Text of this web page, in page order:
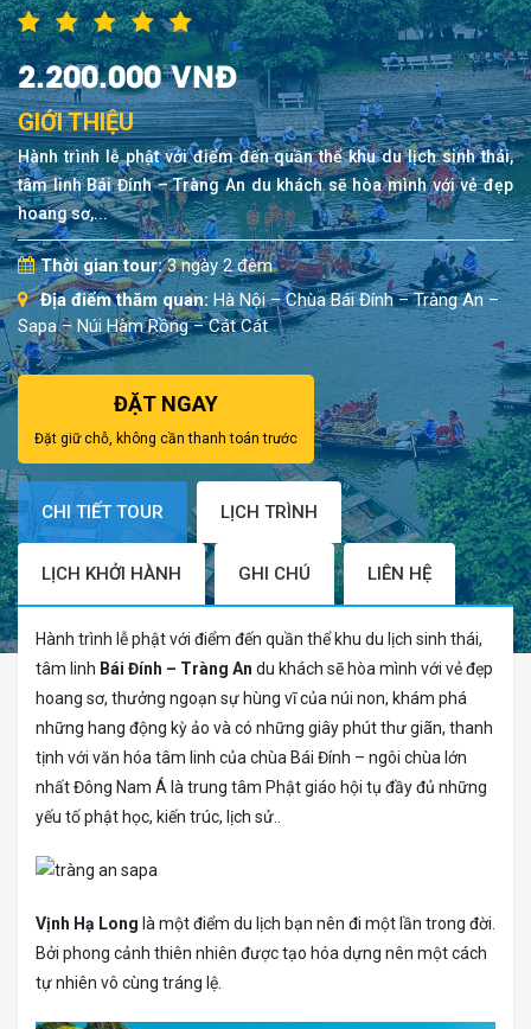
2.200.000 VNĐ
GIỚI THIỆU
Hành trình lễ phật với điểm đến quần thể khu du lịch sinh thái,
tâm linh Bái Đính – Tràng An du khách sẽ hòa mình với vẻ đẹp
hoang sơ,...
Thời gian tour:3 ngày 2 đêm
Địa điểm thăm quan: Hà Nội – Chùa Bái Đính – Tràng An –
Sapa – Núi Hàm Rồng – Cát Cát
ĐẶT NGAY
Đặt giữ chỗ, không cần thanh toán trước
CHI TIẾT TOUR LỊCH TRÌNH
LỊCH KHỞI HÀNH GHI CHÚ LIÊN HỆ
Hành trình lễ phật với điểm đến quần thể khu du lịch sinh thái,
tâm linh Bái Đính – Tràng An du khách sẽ hòa mình với vẻ đẹp
hoang sơ, thưởng ngoạn sự hùng vĩ của núi non, khám phá
những hang động kỳ ảo và có những giây phút thư giãn, thanh
tịnh với văn hóa tâm linh của chùa Bái Đính – ngôi chùa lớn
nhất Đông Nam Á là trung tâm Phật giáo hội tụ đầy đủ những
yếu tố phật học, kiến trúc, lịch sử..
Vịnh Hạ Long là một điểm du lịch bạn nên đi một lần trong đời.
Bởi phong cảnh thiên nhiên được tạo hóa dựng nên một cách
tự nhiên vô cùng tráng lệ.